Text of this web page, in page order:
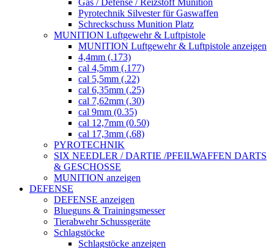
Gas / Defense / Reizstoff Munition
Pyrotechnik Silvester für Gaswaffen
Schreckschuss Munition Platz
MUNITION Luftgewehr & Luftpistole
MUNITION Luftgewehr & Luftpistole anzeigen
4,4mm (.173)
cal 4,5mm (.177)
cal 5,5mm (.22)
cal 6,35mm (.25)
cal 7,62mm (.30)
cal 9mm (0.35)
cal 12,7mm (0.50)
cal 17,3mm (.68)
PYROTECHNIK
SIX NEEDLER / DARTIE /PFEILWAFFEN DARTS
& GESCHOSSE
MUNITION anzeigen
DEFENSE
DEFENSE anzeigen
Blueguns & Trainingsmesser
Tierabwehr Schussgeräte
Schlagstöcke
Schlagstöcke anzeigen